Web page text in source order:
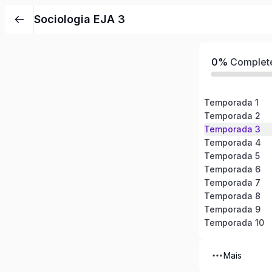
para
Sociologia EJA 3
0%
Temporada 1
Temporada 2
Temporada 3
Temporada 4
Temporada 5
Temporada 6
Temporada 7
Temporada 8
Temporada 9
Temporada 10
Mais